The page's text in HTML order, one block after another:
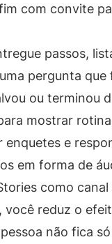
com convite
passos,
pergunta que
ou terminou
mostrar
enquetes e
em forma de
como canal
você reduz o
não fica